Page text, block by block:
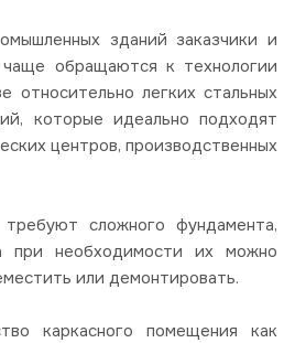
зданий заказчики и
обращаются к технологии
относительно легких стальных
которые идеально подходят
центров, производственных
сложного фундамента,
при необходимости их можно
или демонтировать.
каркасного помещения как